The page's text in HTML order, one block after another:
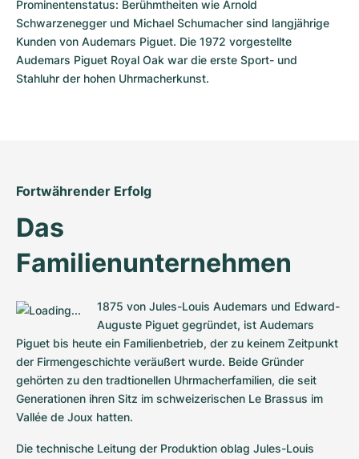
Prominentenstatus: Berühmtheiten wie Arnold
Schwarzenegger und Michael Schumacher sind langjährige
Kunden von Audemars Piguet. Die 1972 vorgestellte
Audemars Piguet Royal Oak war die erste Sport- und
Stahluhr der hohen Uhrmacherkunst.
Fortwährender Erfolg
Das
Familienunternehmen
1875 von Jules-Louis Audemars und Edward-
Auguste Piguet gegründet, ist Audemars
Piguet bis heute ein Familienbetrieb, der zu keinem Zeitpunkt
der Firmengeschichte veräußert wurde. Beide Gründer
gehörten zu den tradtionellen Uhrmacherfamilien, die seit
Generationen ihren Sitz im schweizerischen Le Brassus im
Vallée de Joux hatten.
Die technische Leitung der Produktion oblag Jules-Louis